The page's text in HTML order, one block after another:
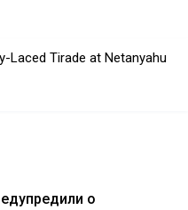
Laced Tirade at Netanyahu
о